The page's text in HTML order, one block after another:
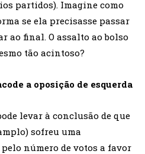
partidos). Imagine como
se ela precisasse passar
ao final. O assalto ao bolso
tão acintoso?
a oposição de esquerda
levar à conclusão de que
sofreu uma
número de votos a favor